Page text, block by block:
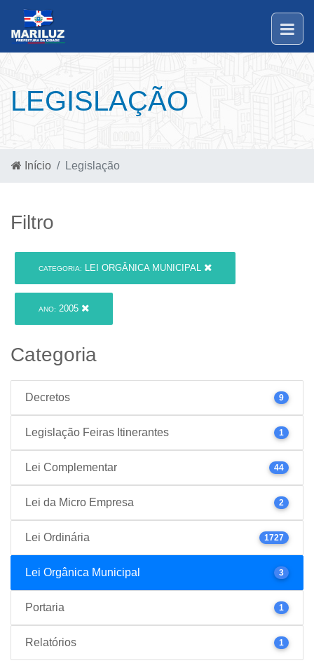
LEGISLAÇÃO
Início Legislação
Filtro
CATEGORIA: LEI ORGÂNICA MUNICIPAL
ANO: 2005
Categoria
Decretos 9
Legislação Feiras Itinerantes 1
Lei Complementar 44
Lei da Micro Empresa 2
Lei Ordinária 1727
Lei Orgânica Municipal 3
Portaria 1
Relatórios 1